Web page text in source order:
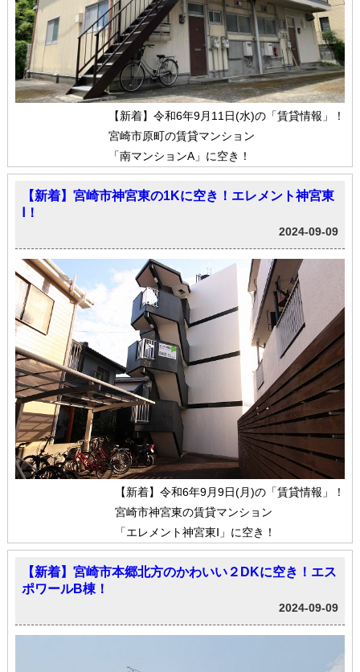
【新着】令和6年9月11日(水)の「賃貸情報」！
宮崎市原町の賃貸マンション
「南マンションA」に空き！
【新着】宮崎市神宮東の1Kに空き！エレメント神宮東
Ⅰ！
2024-09-09
【新着】令和6年9月9日(月)の「賃貸情報」！
宮崎市神宮東の賃貸マンション
「エレメント神宮東Ⅰ」に空き！
【新着】宮崎市本郷北方のかわいい２DKに空き！エス
ポワールB棟！
2024-09-09